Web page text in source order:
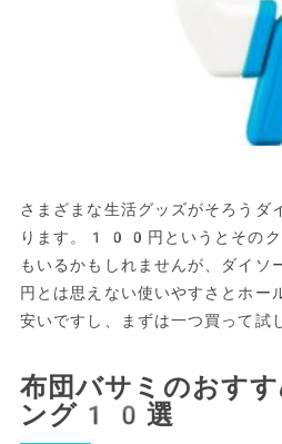
さまざまな生活グッズがそろうダ
ります。100円というとそのク
もいるかもしれませんが、ダイ
円とは思えない使いやすさとホー
安いですし、まずは一つ買って試
布団バサミのおす
ング10選